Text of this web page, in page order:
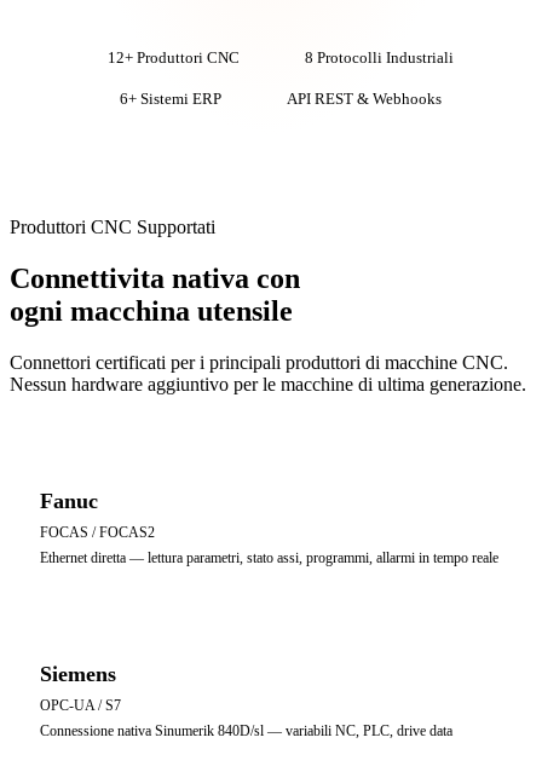
12+ Produttori CNC 8 Protocolli Industriali
6+ Sistemi ERP API REST & Webhooks
Produttori CNC Supportati
Connettivita nativa con
ogni macchina utensile
Connettori certificati per i principali produttori di macchine CNC.
Nessun hardware aggiuntivo per le macchine di ultima generazione.
Fanuc
FOCAS / FOCAS2
Ethernet diretta — lettura parametri, stato assi, programmi, allarmi in tempo reale
Siemens
OPC-UA / S7
Connessione nativa Sinumerik 840D/sl — variabili NC, PLC, drive data